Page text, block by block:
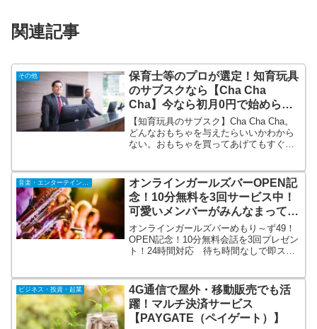
関連記事
その他
保育士等のプロが選定！知育玩具
のサブスクなら【Cha Cha
Cha】今なら初月0円で始められ
る！
【知育玩具のサブスク】Cha Cha Cha。
どんなおもちゃを与えたらいいかわから
ない。おもちゃを買ってあげてもすぐに
長に合わせた知育玩具を個別に保育士等
のプロが選んで自宅まで
オンラインガールズバーOPEN記
念！10分無料を3回サービス中！
可愛いメンバーがみんなまってま
す！
オンラインガールズバーめもり～ず49！
OPEN記念！10分無料会話を3回プレゼン
ト！24時間対応 待ち時間なしで即スタ
プションもありますよ～
ビジネス・投資・起業
4G通信で屋外・移動販売でも活
躍！マルチ決済サービス
【PAYGATE（ペイゲート）】